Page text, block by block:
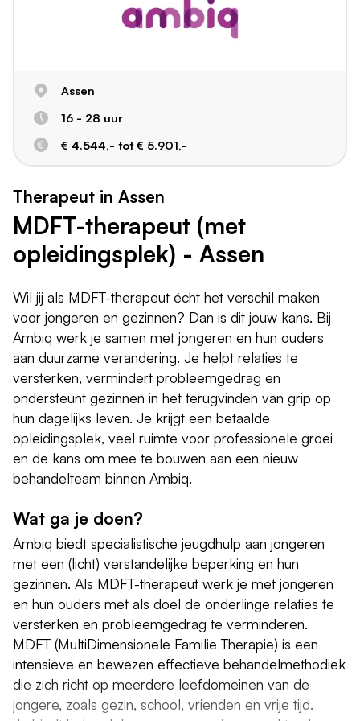
Assen
16 - 28 uur
€ 4.544,- tot € 5.901,-
Therapeut in Assen
MDFT-therapeut (met
opleidingsplek) - Assen
Wil jij als MDFT-therapeut écht het verschil maken
voor jongeren en gezinnen? Dan is dit jouw kans. Bij
Ambiq werk je samen met jongeren en hun ouders
aan duurzame verandering. Je helpt relaties te
versterken, vermindert probleemgedrag en
ondersteunt gezinnen in het terugvinden van grip op
hun dagelijks leven. Je krijgt een betaalde
opleidingsplek, veel ruimte voor professionele groei
en de kans om mee te bouwen aan een nieuw
behandelteam binnen Ambiq.
Wat ga je doen?
Ambiq biedt specialistische jeugdhulp aan jongeren
met een (licht) verstandelijke beperking en hun
gezinnen. Als MDFT-therapeut werk je met jongeren
en hun ouders met als doel de onderlinge relaties te
versterken en probleemgedrag te verminderen.
MDFT (MultiDimensionele Familie Therapie) is een
intensieve en bewezen effectieve behandelmethodiek
die zich richt op meerdere leefdomeinen van de
jongere, zoals gezin, school, vrienden en vrije tijd.